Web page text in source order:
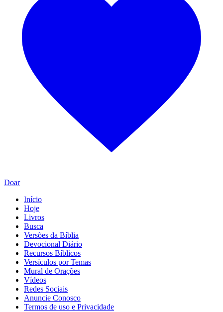
Doar
Início
Hoje
Livros
Busca
Versões da Bíblia
Devocional Diário
Recursos Bíblicos
Versículos por Temas
Mural de Orações
Vídeos
Redes Sociais
Anuncie Conosco
Termos de uso e Privacidade